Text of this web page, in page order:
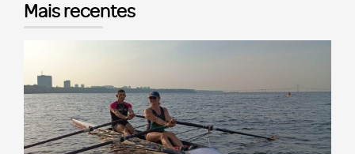
Mais recentes